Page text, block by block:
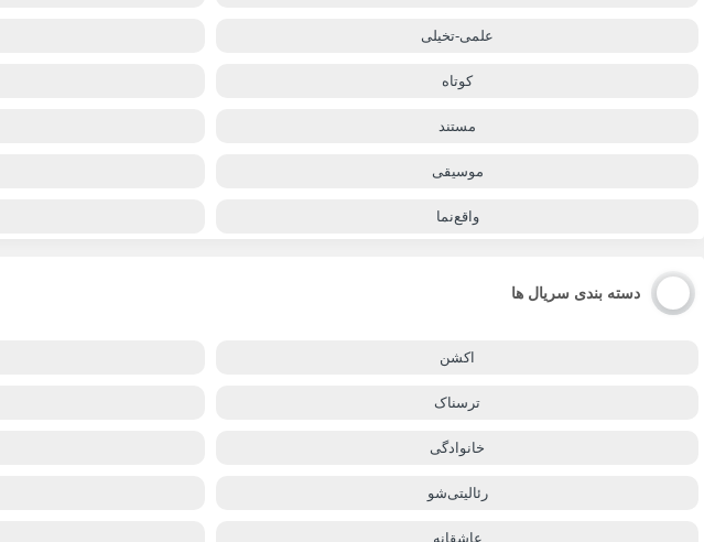
علمی-تخیلی
کوتاه
مستند
موسیقی
واقع‌نما
دسته بندی سریال ها
اکشن
ترسناک
خانوادگی
رئالیتی‌شو
عاشقانه